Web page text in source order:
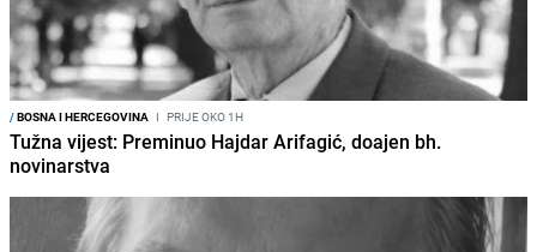
/BOSNA I HERCEGOVINA I PRIJE OKO 1H
Tužna vijest: Preminuo Hajdar Arifagić, doajen bh.
novinarstva